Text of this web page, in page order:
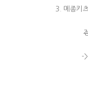
3. 메종키
-